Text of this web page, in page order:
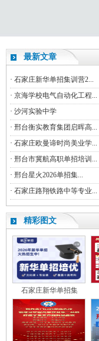
最新文章
· 石家庄新华单招集训营2...
· 京海学校电气自动化工程...
· 沙河实验中学
· 邢台衡实教育集团启晖高...
· 石家庄欧曼谛时尚美业学...
· 邢台市冀航高职单招培训...
· 邢台星火2026单招集...
· 石家庄路翔铁路中等专业...
精彩图文
石家庄新华单招集